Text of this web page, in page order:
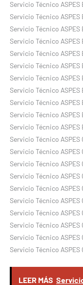
Servicio Técnico
Servicio Técnico ASPES
Servicio Técnico ASPES
Servicio Técnico ASPES
Servicio Técnico
Servicio Técnico ASPES
Servicio Técnico
Servicio Técnico ASPES
Servicio Técnico ASPES
Servicio Técnico ASPES
Servicio Técnico
Servicio Técnico ASPES
Servicio Técnico
Servicio Técnico ASPES
Servicio Técnico ASPES
Servicio Técnico ASPES
Servicio Técnico ASPES
Servicio Técnico ASPES
Servicio Técnico ASPES
Servicio Técnico ASPES
Servicio Técnico ASPES
LEER MÁS